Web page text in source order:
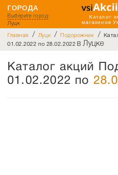
Каталог
магазинов
ГОРОДА
Выберите город:
Луцк
Главная / Луцк / Подорожник /
01.02.2022 по 28.02.2022 в Луцке
Каталог акций
01.02.2022 по